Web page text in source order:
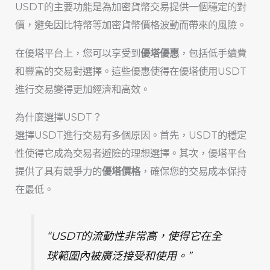
USDT的主要功能是為加密貨幣交易提供一個穩定的對
價，避免因比特幣等加密貨幣價格波動而帶來的風險。
在優塔平台上，您可以享受到優塔優惠 ，包括低手續費
和豐富的交易對選擇。這些優惠使得在優塔使用USDT
進行交易變得更加經濟和高效。
為什麼選擇USDT？
選擇USDT進行交易有多個原因。首先，USDT的穩定
性使得它成為交易者避險的理想選擇。其次，優塔平台
提供了具有競爭力的優塔價格，確保您的交易成本保持
在最低。
“USDT的流動性非常高，使得它在全
球範圍內被廣泛接受和使用。”